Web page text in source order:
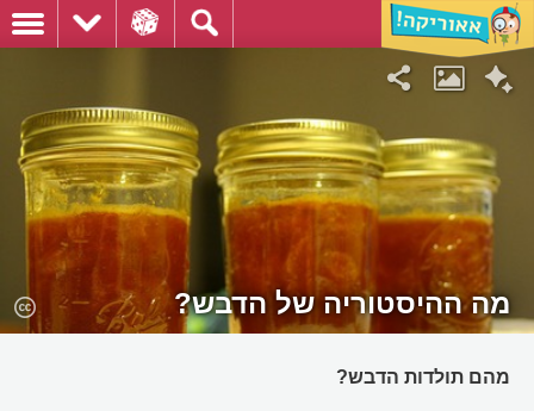
מה ההיסטוריה של הדבש?
מהם תולדות הדבש?